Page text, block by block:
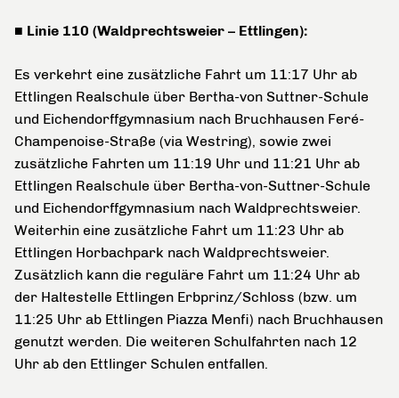
■ Linie 110 (Waldprechtsweier – Ettlingen):
Es verkehrt eine zusätzliche Fahrt um 11:17 Uhr ab
Ettlingen Realschule über Bertha-von Suttner-Schule
und Eichendorffgymnasium nach Bruchhausen Feré-
Champenoise-Straße (via Westring), sowie zwei
zusätzliche Fahrten um 11:19 Uhr und 11:21 Uhr ab
Ettlingen Realschule über Bertha-von-Suttner-Schule
und Eichendorffgymnasium nach Waldprechtsweier.
Weiterhin eine zusätzliche Fahrt um 11:23 Uhr ab
Ettlingen Horbachpark nach Waldprechtsweier.
Zusätzlich kann die reguläre Fahrt um 11:24 Uhr ab
der Haltestelle Ettlingen Erbprinz/Schloss (bzw. um
11:25 Uhr ab Ettlingen Piazza Menfi) nach Bruchhausen
genutzt werden. Die weiteren Schulfahrten nach 12
Uhr ab den Ettlinger Schulen entfallen.